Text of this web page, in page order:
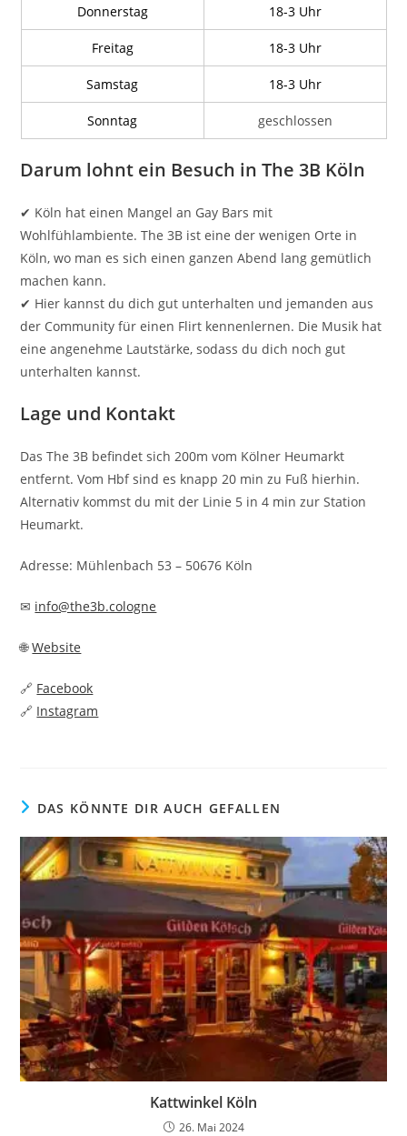
Donnerstag 18-3 Uhr
Freitag 18-3 Uhr
Samstag 18-3 Uhr
Sonntag geschlossen
Darum lohnt ein Besuch in The 3B Köln
✔ Köln hat einen Mangel an Gay Bars mit
Wohlfühlambiente. The 3B ist eine der wenigen Orte in
Köln, wo man es sich einen ganzen Abend lang gemütlich
machen kann.
✔ Hier kannst du dich gut unterhalten und jemanden aus
der Community für einen Flirt kennenlernen. Die Musik hat
eine angenehme Lautstärke, sodass du dich noch gut
unterhalten kannst.
Lage und Kontakt
Das The 3B befindet sich 200m vom Kölner Heumarkt
entfernt. Vom Hbf sind es knapp 20 min zu Fuß hierhin.
Alternativ kommst du mit der Linie 5 in 4 min zur Station
Heumarkt.
Adresse: Mühlenbach 53 – 50676 Köln
✉ info@the3b.cologne
🌐Website
🔗 Facebook
🔗 Instagram
DAS KÖNNTE DIR AUCH GEFALLEN
Kattwinkel Köln
26. Mai 2024